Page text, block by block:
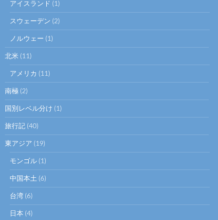
アイスランド (1)
スウェーデン (2)
ノルウェー (1)
北米 (11)
アメリカ (11)
南極 (2)
国別レベル分け (1)
旅行記 (40)
東アジア (19)
モンゴル (1)
中国本土 (6)
台湾 (6)
日本 (4)